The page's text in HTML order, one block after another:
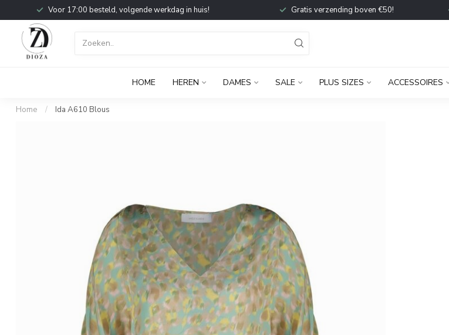
Voor 17:00 besteld, volgende werkdag in huis! Gratis verzending boven €50!
HOME HEREN DAMES SALE PLUS SIZES ACCESSOIRES
Home / Ida A610 Blous